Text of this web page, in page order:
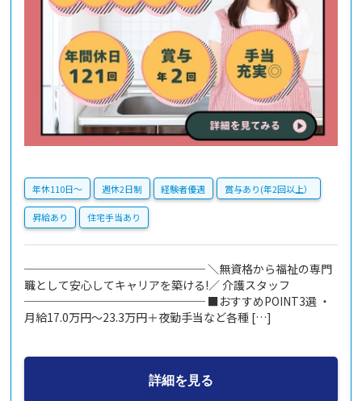
年休110日〜 週休2日制 経験者優遇 賞与あり(年2回以上）
昇給あり 住宅手当あり
──────────────── ＼無資格から福祉の専門
職として安心してキャリアを築ける!／ 介護スタッフ
──────────────── ■おすすめPOINT3選 ・
月給17.0万円～23.3万円＋夜勤手当など各種 […]
詳細を見る